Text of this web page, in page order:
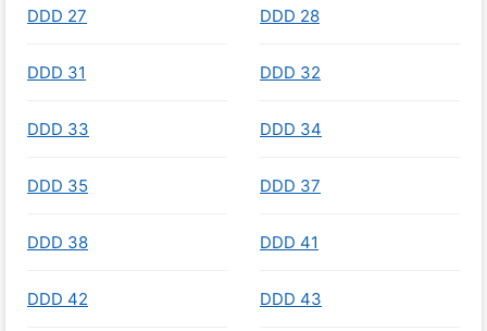
DDD 27 DDD 28
DDD 31 DDD 32
DDD 33 DDD 34
DDD 35 DDD 37
DDD 38 DDD 41
DDD 42 DDD 43